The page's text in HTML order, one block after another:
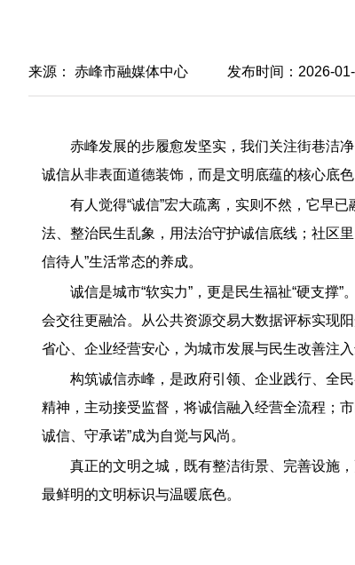
来源： 赤峰市融媒体中心 发布时间：2026-01-
赤峰发展的步履愈发坚实，我们关注街巷洁
诚信从非表面道德装饰，而是文明底蕴的核心底色
有人觉得“诚信”宏大疏离，实则不然，它早
法、整治民生乱象，用法治守护诚信底线；社区
信待人”生活常态的养成。
诚信是城市“软实力”，更是民生福祉“硬支撑
会交往更融洽。从公共资源交易大数据评标实现
省心、企业经营安心，为城市发展与民生改善注入
构筑诚信赤峰，是政府引领、企业践行、全
精神，主动接受监督，将诚信融入经营全流程；
诚信、守承诺”成为自觉与风尚。
真正的文明之城，既有整洁街景、完善设施
最鲜明的文明标识与温暖底色。